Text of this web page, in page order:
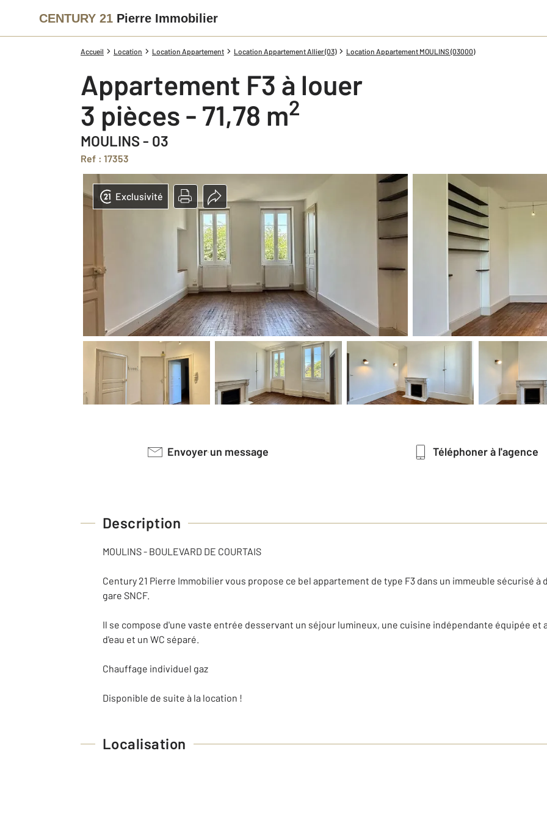
CENTURY 21 Pierre Immobilier
Accueil Location Location Appartement Location Appartement Allier (03) Location Appartement MOULINS (03000)
Appartement F3 à louer
3 pièces - 71,78 m2
MOULINS - 03
Ref : 17353
Exclusivité
Envoyer un message Téléphoner à l'agence
Description
MOULINS - BOULEVARD DE COURTAIS
Century 21 Pierre Immobilier vous propose ce bel appartement de type F3 dans un immeuble sécurisé
gare SNCF.
Il se compose d'une vaste entrée desservant un séjour lumineux, une cuisine indépendante équipée et
d'eau et un WC séparé.
Chauffage individuel gaz
Disponible de suite à la location !
Localisation